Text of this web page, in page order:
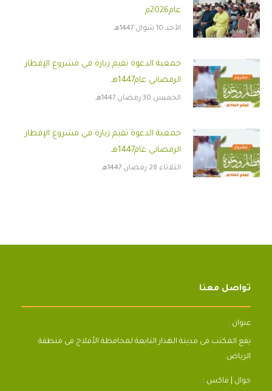
عام2026م
الأحد 10 شوال 1447هـ
جمعية الدعوة تقيم زيارة في مشروع الإفطار
الرمضاني عام1447هـ
الخميس 30 رمضان 1447هـ
جمعية الدعوة تقيم زيارة في مشروع الإفطار
الرمضاني عام1447هـ
الثلاثاء 28 رمضان 1447هـ
تواصل معنا
عنوان :
يقع المكتب فى مدينة الهدار التابعة لمحافظة الأفلاج فى منطقة
الرياض.
جوال | فاكس :